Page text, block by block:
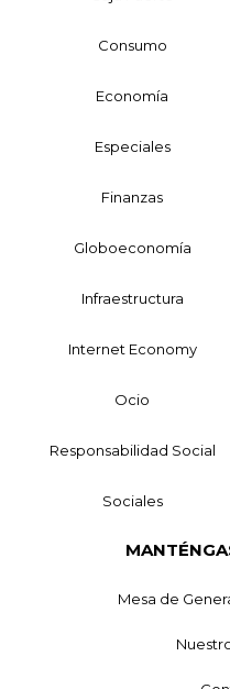
Consumo
Economía
Especiales
Finanzas
Globoeconomía
Infraestructura
Internet Economy
Ocio
Responsabilidad Social
Sociales
Mesa de